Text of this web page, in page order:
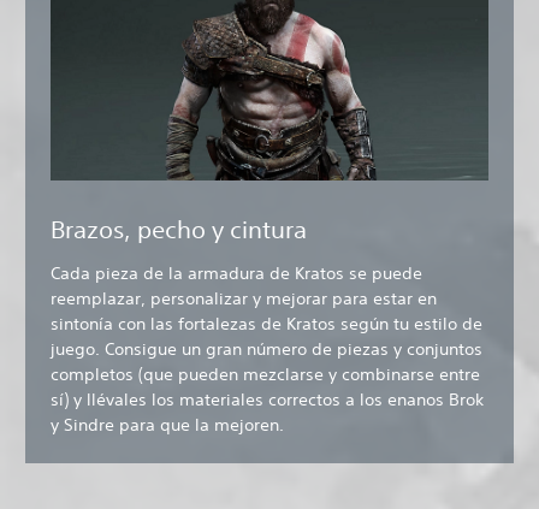
Brazos, pecho y cintura
Cada pieza de la armadura de Kratos se puede
reemplazar, personalizar y mejorar para estar en
sintonía con las fortalezas de Kratos según tu estilo de
juego. Consigue un gran número de piezas y conjuntos
completos (que pueden mezclarse y combinarse entre
sí) y llévales los materiales correctos a los enanos Brok
y Sindre para que la mejoren.